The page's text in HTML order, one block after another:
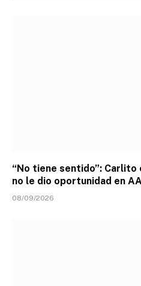
“No tiene sentido”: Carlito
no le dio oportunidad en
08/09/2026